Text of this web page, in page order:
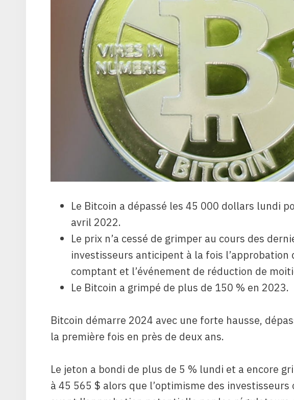
Le Bitcoin a dépassé les 45 000 dollars lundi
avril 2022.
Le prix n’a cessé de grimper au cours des
investisseurs anticipent à la fois l’approbation
comptant et l’événement de réduction de
Le Bitcoin a grimpé de plus de 150 % en 2023.
Bitcoin démarre 2024 avec une forte hausse,
la première fois en près de deux ans.
Le jeton a bondi de plus de 5 % lundi et a encore
à 45 565 $ alors que l’optimisme des